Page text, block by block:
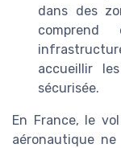
dans des
comprend
accueillir
sécurisée.
En France, le
aéronautique